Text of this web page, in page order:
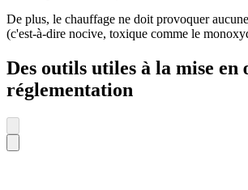
De plus, le chauffage ne doit provoquer
(c'est-à-dire nocive, toxique comme le
Des outils utiles à la mise en
réglementation